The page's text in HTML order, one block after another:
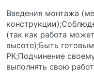
Введения монтажа
(так как работа
высоте);Быть
РК;Подчинение
выполнять свою